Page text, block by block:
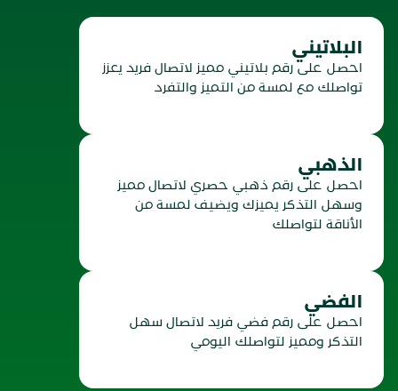
البلاتيني
احصل على رقم بلاتيني مميز لاتصال فريد يعزز
تواصلك مع لمسة من التميز والتفرد
الذهبي
احصل على رقم ذهبي حصري لاتصال مميز
وسهل التذكر يميزك ويضيف لمسة من
الأناقة لتواصلك
الفضي
احصل على رقم فضي فريد لاتصال سهل
التذكر ومميز لتواصلك اليومي